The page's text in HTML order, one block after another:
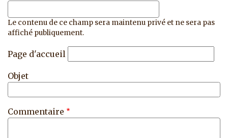
Le contenu de ce champ sera maintenu privé et ne sera pas
affiché publiquement.
Page d'accueil
Objet
Commentaire